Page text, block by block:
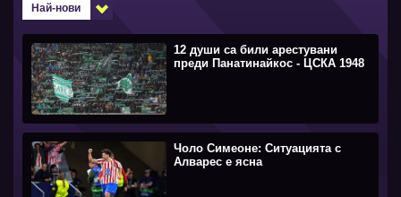
Най-нови
12 души са били арестувани
преди Панатинайкос - ЦСКА 1948
Чоло Симеоне: Ситуацията с
Алварес е ясна